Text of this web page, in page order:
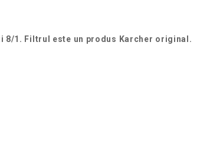
8/1. Filtrul este un produs Karcher original.